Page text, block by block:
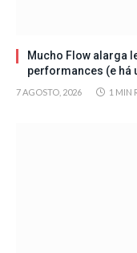
Mucho Flow alarga
performances (e há
7 AGOSTO, 2026 1 MIN